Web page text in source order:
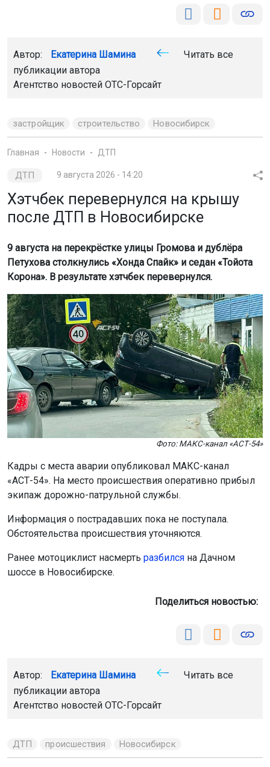
Автор: Екатерина Шамина
Читать все
публикации автора
Агентство новостей ОТС-Горсайт
застройщик строительство Новосибирск
Главная Новости ДТП
ДТП 9 августа 2026 - 14:20
Хэтчбек перевернулся на крышу
после ДТП в Новосибирске
9 августа на перекрёстке улицы Громова и дублёра
Петухова столкнулись «Хонда Спайк» и седан «Тойота
Корона». В результате хэтчбек перевернулся.
Фото: МАКС-канал «АСТ-54»
Кадры с места аварии опубликовал МАКС-канал
«АСТ-54». На место происшествия оперативно прибыл
экипаж дорожно-патрульной службы.
Информация о пострадавших пока не поступала.
Обстоятельства происшествия уточняются.
Ранее мотоциклист насмерть разбился на Дачном
шоссе в Новосибирске.
Поделиться новостью:
Автор: Екатерина Шамина
Читать все
публикации автора
Агентство новостей ОТС-Горсайт
ДТП происшествия Новосибирск